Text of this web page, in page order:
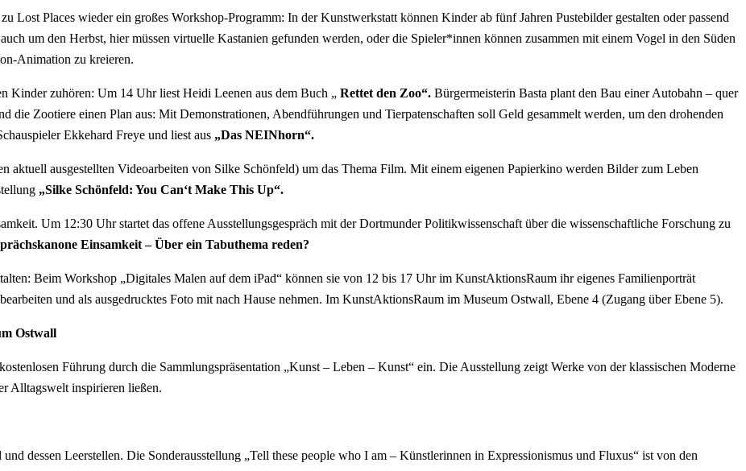
Lost Places wieder ein großes Workshop-Programm: In der Kunstwerkstatt können Kinder ab fünf Jahren Pustebilder gestalten oder passend
um den Herbst, hier müssen virtuelle Kastanien gefunden werden, oder die Spieler*innen können zusammen mit einem Vogel in den Süden
Animation zu kreieren.
Kinder zuhören: Um 14 Uhr liest Heidi Leenen aus dem Buch „ Rettet den Zoo“. Bürgermeisterin Basta plant den Bau einer Autobahn – quer
Zootiere einen Plan aus: Mit Demonstrationen, Abendführungen und Tierpatenschaften soll Geld gesammelt werden, um den drohenden
Ekkehard Freye und liest aus „Das NEINhorn“.
aktuell ausgestellten Videoarbeiten von Silke Schönfeld) um das Thema Film. Mit einem eigenen Papierkino werden Bilder zum Leben
„Silke Schönfeld: You Can‘t Make This Up“.
Um 12:30 Uhr startet das offene Ausstellungsgespräch mit der Dortmunder Politikwissenschaft über die wissenschaftliche Forschung zu
Einsamkeit – Über ein Tabuthema reden?
Beim Workshop „Digitales Malen auf dem iPad“ können sie von 12 bis 17 Uhr im KunstAktionsRaum ihr eigenes Familienporträt
und als ausgedrucktes Foto mit nach Hause nehmen. Im KunstAktionsRaum im Museum Ostwall, Ebene 4 (Zugang über Ebene 5).
Ostwall
Führung durch die Sammlungspräsentation „Kunst – Leben – Kunst“ ein. Die Ausstellung zeigt Werke von der klassischen Moderne
Alltagswelt inspirieren ließen.
dessen Leerstellen. Die Sonderausstellung „Tell these people who I am – Künstlerinnen in Expressionismus und Fluxus“ ist von den